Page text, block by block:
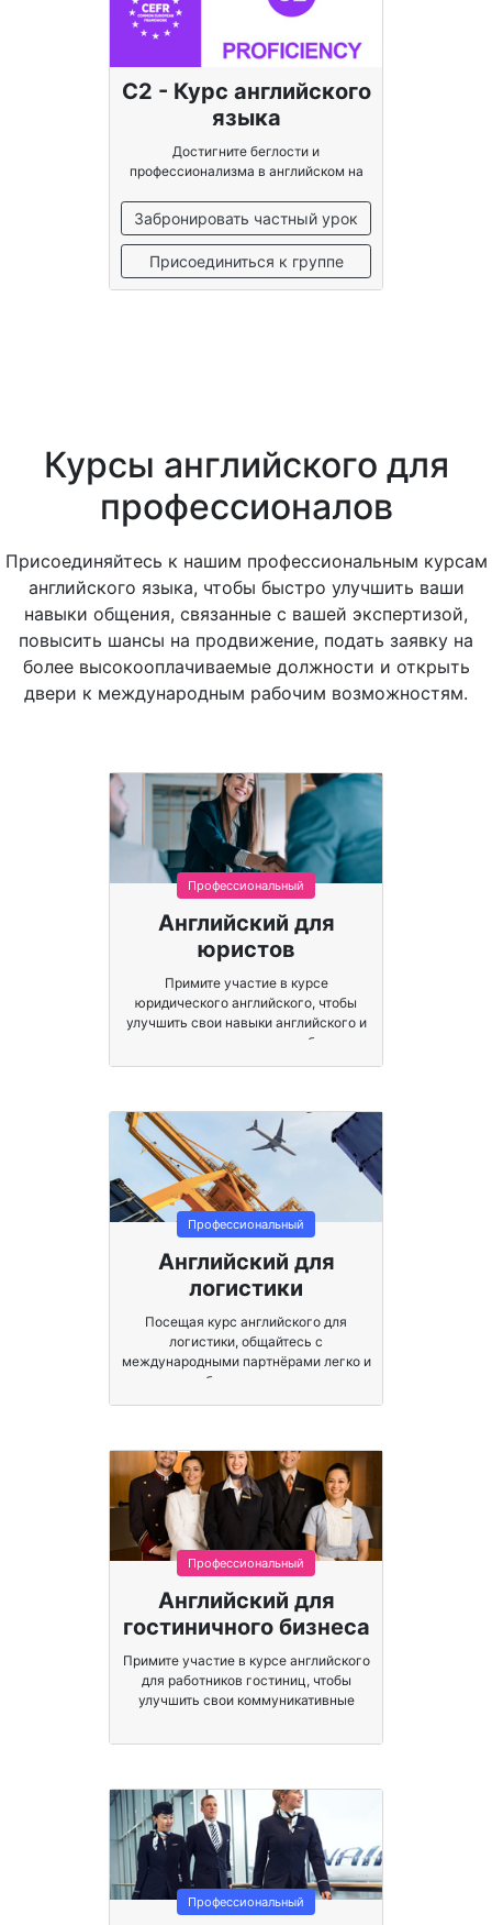
C2 - Курс английского
языка
Достигните беглости и
профессионализма в английском на
Забронировать частный урок
Присоединиться к группе
Курсы английского для
профессионалов
Присоединяйтесь к нашим профессиональным курсам
английского языка, чтобы быстро улучшить ваши
навыки общения, связанные с вашей экспертизой,
повысить шансы на продвижение, подать заявку на
более высокооплачиваемые должности и открыть
двери к международным рабочим возможностям.
Профессиональный
Английский для
юристов
Примите участие в курсе
юридического английского, чтобы
улучшить свои навыки английского и
специализироваться на глобальном
юридическом общении.
Профессиональный
Английский для
логистики
Посещая курс английского для
логистики, общайтесь с
международными партнёрами легко и
без стресса.
Профессиональный
Английский для
гостиничного бизнеса
Примите участие в курсе английского
для работников гостиниц, чтобы
улучшить свои коммуникативные
Профессиональный